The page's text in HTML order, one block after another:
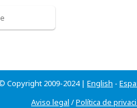
Copyright 2009-2024 | English -
Aviso legal /Política de